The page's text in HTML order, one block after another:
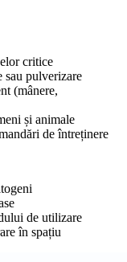
critice
sau pulverizare
(mânere,
și animale
de întreținere
de utilizare
în spațiu